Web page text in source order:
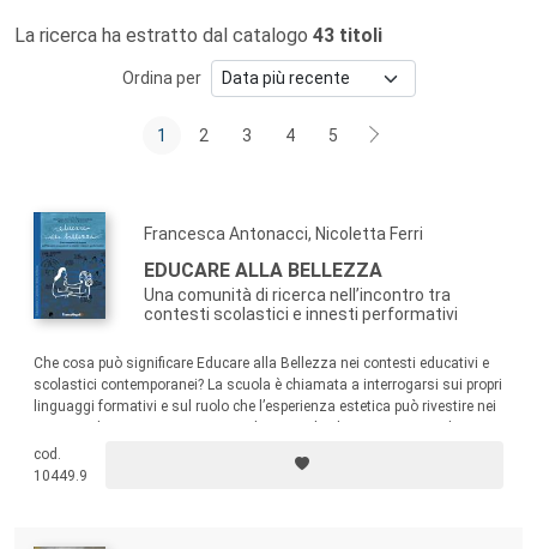
Maja Antonietti, Università di Parma
Maresa Bertolo,Politecnico di Milano
Children & Nature Network, Minnesota (USA)
Mariagrazia Contini,
Università di Bologna
Maurizio Fabbri,
Nicoletta Ferri,Università di Milano-Bicocca
Andrea Galimberti,Università di Milano-Bicocca
Marcello Ghilardi,Università di Padova
Ana Lucia Goulart de Faria,
Universidade Estadual de
Campinas (Brasil)
Elena Luciano,Università di Parma
Susanna Mantovani,Università di Milano-Bicocca
Elena Mignosi
Paolo Mottana,
Università di Milano-Bicocca
La ricerca ha estratto dal catalogo 43 titoli
Ordina per
1 2 3 4 5
Francesca Antonacci, Nicoletta Ferri
EDUCARE ALLA BELLEZZA
Una comunità di ricerca nell’incontro tra
contesti scolastici e innesti performativi
Che cosa può significare Educare alla Bellezza nei contesti educativi e
scolastici contemporanei? La scuola è chiamata a interrogarsi sui propri
linguaggi formativi e sul ruolo che l’esperienza estetica può rivestire nei
restituire un percorso di ricerca e sperimentazione nel dialogo congiunto
tra mondo della scuola, ricerca pedagogica e pratiche artistiche.
cod.
10449.9